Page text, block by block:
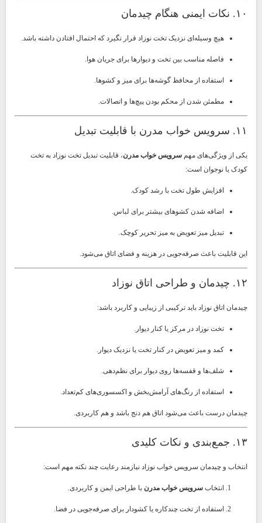
۱۰. نکات ایمنی هنگام چیدمان
هیچ وسیله‌ای نزدیک تخت نوزاد قرار نگیرد که احتمال افتادن داشته باشد.
فاصله مناسب بین تخت و دیوارها برای جریان هوا.
استفاده از محافظ گوشه‌ها برای میز و کشوها.
مطمئن شدن از محکم بودن پیچ‌ها و اتصالات.
۱۱. سرویس خواب مدرن با قابلیت تبدیل
یکی از ویژگی‌های مهمسرویس خواب مدرن، قابلیت تبدیل تخت نوزاد به تخت
کودک یا نوجوان است:
افزایش طول تخت با رشد کودک.
اضافه شدن کشوهای بیشتر برای لباس.
تبدیل میز تعویض به میز تحریر کوچک.
این قابلیت باعث صرفه‌جویی در هزینه و فضای اتاق می‌شود.
۱۲. چیدمان و طراحی اتاق نوزاد
چیدمان اتاق نوزاد باید ترکیبی از زیبایی و کاربرد باشد:
تخت نوزاد در مرکز یا کنار دیوار.
کمد و میز تعویض در کنار تخت یا نزدیک دیوار.
شلف‌ها و قفسه‌ها روی دیوار برای نظم‌دهی.
استفاده از رنگ‌های آرامش‌بخش و اکسسوری‌های کم‌تعداد.
چیدمان درست باعث می‌شود اتاق هم دنج باشد و هم کاربردی.
۱۳. جمع‌بندی و نکات کلیدی
انتخاب و چیدمان سرویس خواب نوزاد نیازمند رعایت چند نکته مهم است:
انتخابسرویس خواب مدرنبا طراحی ایمن و کاربردی.
استفاده از تخت چندکاره یا کشودار برای صرفه‌جویی در فضا.